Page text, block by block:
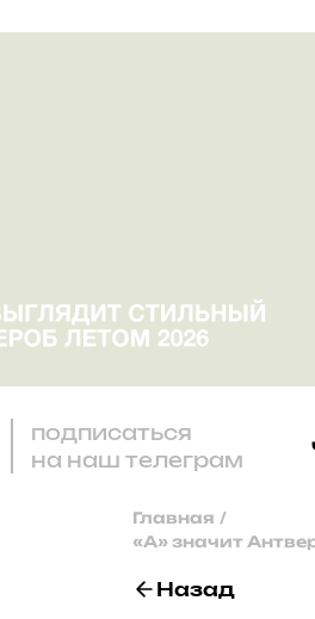
подписаться
на наш телеграм
Главная /
«А» значит
Назад